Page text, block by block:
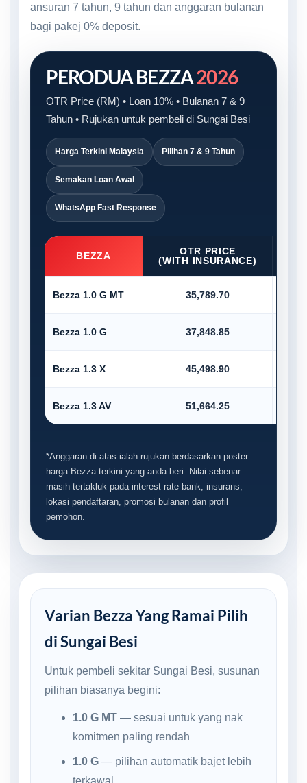
ansuran 7 tahun, 9 tahun dan anggaran bulanan
bagi pakej 0% deposit.
PERODUA BEZZA2026
OTR Price (RM) • Loan 10% • Bulanan 7 & 9
Tahun • Rujukan untuk pembeli di Sungai Besi
Harga Terkini Malaysia Pilihan 7 & 9 Tahun
Semakan Loan Awal
WhatsApp Fast Response
BEZZA
OTR PRICE
(WITH INSURANCE)
Bezza 1.0 G MT 35,789.70
Bezza 1.0 G 37,848.85
Bezza 1.3 X 45,498.90
Bezza 1.3 AV 51,664.25
*Anggaran di atas ialah rujukan berdasarkan poster
harga Bezza terkini yang anda beri. Nilai sebenar
masih tertakluk pada interest rate bank, insurans,
lokasi pendaftaran, promosi bulanan dan profil
pemohon.
Varian Bezza Yang Ramai Pilih
di Sungai Besi
Untuk pembeli sekitar Sungai Besi, susunan
pilihan biasanya begini:
1.0 G MT— sesuai untuk yang nak
komitmen paling rendah
1.0 G— pilihan automatik bajet lebih
terkawal